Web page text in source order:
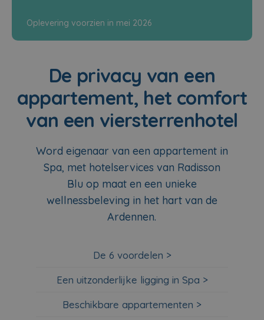
Oplevering voorzien in mei 2026
De privacy van een
appartement, het comfort
van een viersterrenhotel
Word eigenaar van een appartement in
Spa, met hotelservices van Radisson
Blu op maat en een unieke
wellnessbeleving in het hart van de
Ardennen.
De 6 voordelen >
Een uitzonderlijke ligging in Spa >
Beschikbare appartementen >